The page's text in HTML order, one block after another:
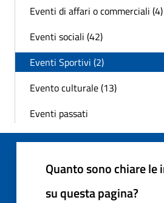
Eventi di affari o commerciali (4)
Eventi sociali (42)
Eventi Sportivi (2)
Evento culturale (13)
Eventi passati
Quanto sono chiare
su questa pagina?